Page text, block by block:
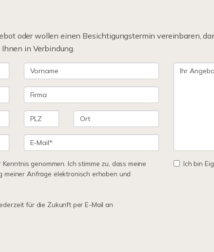
oder wollen einen Besichtigungstermin vereinbaren,
in Verbindung.
Kenntnis genommen. Ich stimme zu, dass meine
Anfrage elektronisch erhoben und
für die Zukunft per E-Mail an
Ich bin